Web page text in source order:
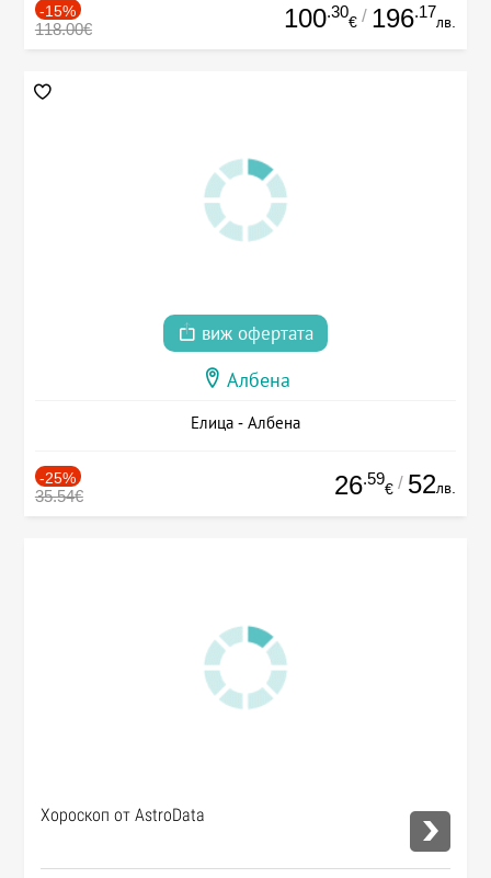
-15%
118.00€ 100.30
€ / 196.17
лв.
виж офертата
Албена
Елица - Албена
-25%
35.54€ 26.59
€ / 52лв.
Хороскоп от AstroData